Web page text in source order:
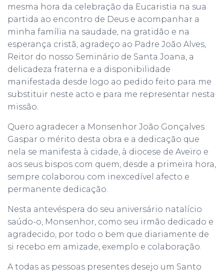
mesma hora da celebração da Eucaristia na sua
partida ao encontro de Deus e acompanhar a
minha família na saudade, na gratidão e na
esperança cristã, agradeço ao Padre João Alves,
Reitor do nosso Seminário de Santa Joana, a
delicadeza fraterna e a disponibilidade
manifestada desde logo ao pedido feito para me
substituir neste acto e para me representar nesta
missão.
Quero agradecer a Monsenhor João Gonçalves
Gaspar o mérito desta obra e a dedicação que
nela se manifesta à cidade, à diocese de Aveiro e
aos seus bispos com quem, desde a primeira hora,
sempre colaborou com inexcedível afecto e
permanente dedicação.
Nesta antevéspera do seu aniversário natalício
saúdo-o, Monsenhor, como seu irmão dedicado e
agradecido, por todo o bem que diariamente de
si recebo em amizade, exemplo e colaboração.
A todas as pessoas presentes desejo um Santo